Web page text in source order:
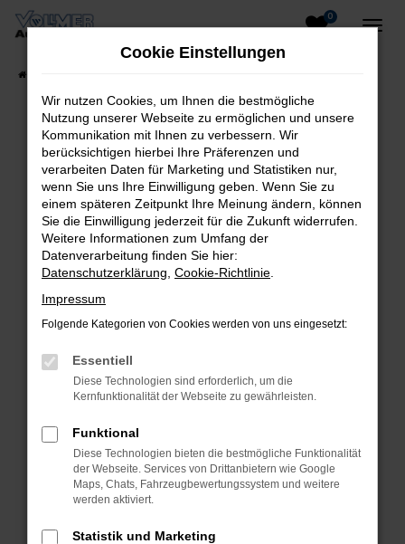
Zum
0
Fehler: Network Error
Beim Laden ist ein Fehler aufgetreten.
Hier sind ein paar Tipps, die dir helfen können:
Überprüfe deine Firewall und deine
Internetverbindung.
Laden andere Webseiten, zum Beispiel
deine Suchmaschine?
Manche Erweiterungen, wie Werbeblocker,
können das Laden bestimmter Seiten
anderen Browser oder in einem privaten
Fenster?
Starte dein Gerät neu.
Das kann manchmal helfen,
vorübergehende Probleme zu beheben.
Cookie Einstellungen
Wir nutzen Cookies, um Ihnen die bestmögliche
Nutzung unserer Webseite zu ermöglichen und unsere
Kommunikation mit Ihnen zu verbessern. Wir
berücksichtigen hierbei Ihre Präferenzen und
verarbeiten Daten für Marketing und Statistiken nur,
wenn Sie uns Ihre Einwilligung geben. Wenn Sie zu
einem späteren Zeitpunkt Ihre Meinung ändern, können
Sie die Einwilligung jederzeit für die Zukunft widerrufen.
Weitere Informationen zum Umfang der
Datenverarbeitung finden Sie hier:
Datenschutzerklärung Cookie-Richtlinie
Impressum
Folgende Kategorien von Cookies werden von uns eingesetzt:
Essentiell
Diese Technologien sind erforderlich, um die
Kernfunktionalität der Webseite zu gewährleisten.
Funktional
Diese Technologien bieten die bestmögliche Funktionalität
der Webseite. Services von Drittanbietern wie Google
Maps, Chats, Fahrzeugbewertungssystem und weitere
werden aktiviert.
Statistik und Marketing